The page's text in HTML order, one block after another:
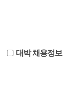
대박 채용정보